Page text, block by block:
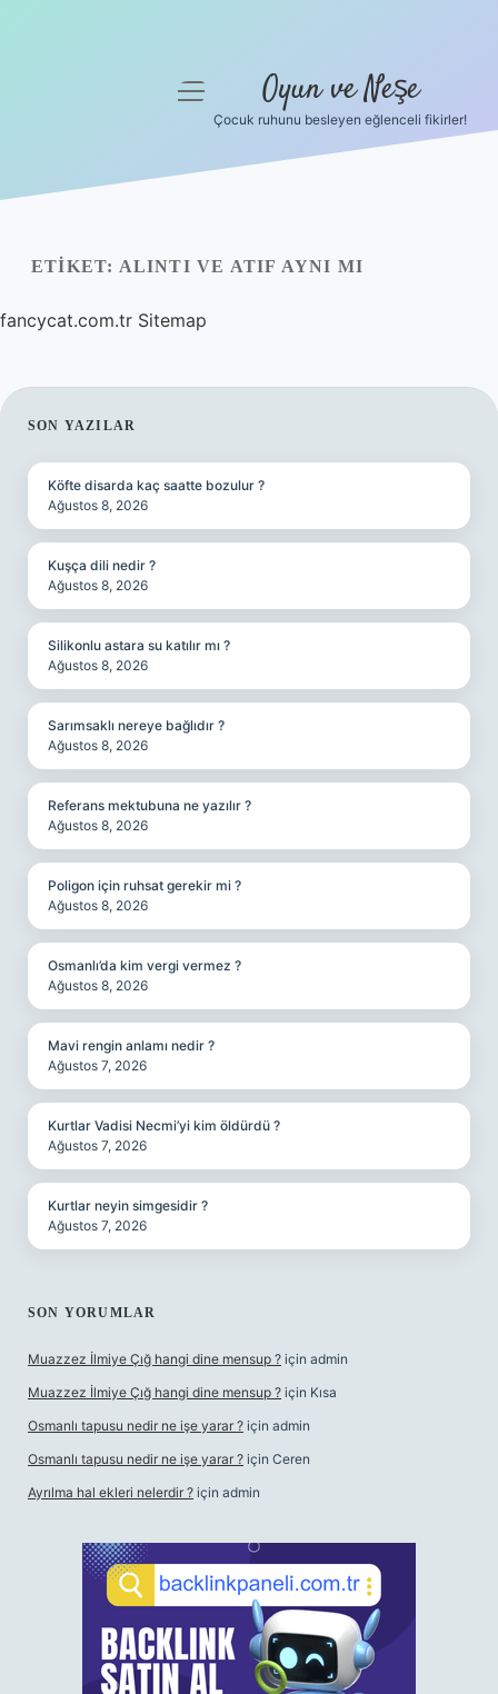
Yasal Uyarı
Hakkımızda
menüyü
Oyun ve Neşe
Çocuk ruhunu besleyen eğlenceli fikirler!
ETIKET: ALINTI VE ATIF AYNI MI
fancycat.com.tr Sitemap
SIDEBAR
SON YAZILAR
Köfte disarda kaç saatte bozulur ?
Ağustos 8, 2026
Kuşça dili nedir ?
Ağustos 8, 2026
Silikonlu astara su katılır mı ?
Ağustos 8, 2026
Sarımsaklı nereye bağlıdır ?
Ağustos 8, 2026
Referans mektubuna ne yazılır ?
Ağustos 8, 2026
Poligon için ruhsat gerekir mi ?
Ağustos 8, 2026
Osmanlı’da kim vergi vermez ?
Ağustos 8, 2026
Mavi rengin anlamı nedir ?
Ağustos 7, 2026
Kurtlar Vadisi Necmi’yi kim öldürdü ?
Ağustos 7, 2026
Kurtlar neyin simgesidir ?
Ağustos 7, 2026
SON YORUMLAR
Muazzez İlmiye Çığ hangi dine mensup ? için admin
Muazzez İlmiye Çığ hangi dine mensup ? için Kısa
Osmanlı tapusu nedir ne işe yarar ? için admin
Osmanlı tapusu nedir ne işe yarar ? için Ceren
Ayrılma hal ekleri nelerdir ? için admin